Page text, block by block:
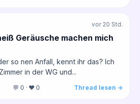
vor 20 Std.
Geräusche machen mich
so nen Anfall, kennt ihr das? Ich
in der WG und...
💬 0 · ❤️ 0 Thread lesen →